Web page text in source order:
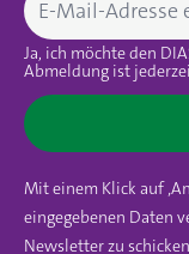
Ja, ich möchte den
Abmeldung ist
Mit einem Klick auf
eingegebenen Daten
Newsletter zu